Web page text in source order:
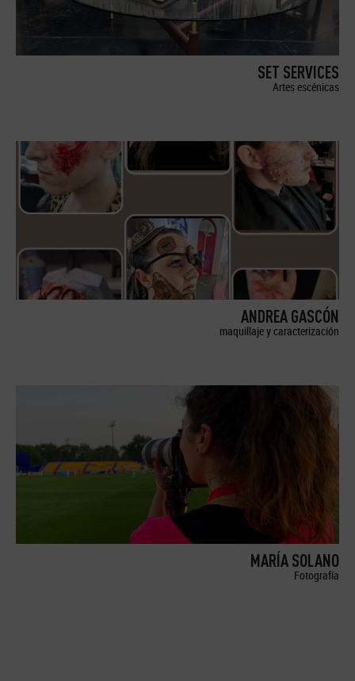
SET SERVICES
Artes escénicas
ANDREA GASCÓN
maquillaje y caracterización
MARÍA SOLANO
Fotografía